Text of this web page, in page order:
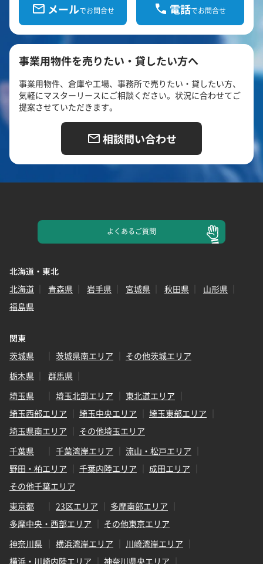
メールでお問合せ 電話でお問合せ
事業用物件を売りたい・貸したい方へ
事業用物件、倉庫や工場、事務所で売りたい・貸したい方、
気軽にマスターリースにご相談ください。状況に合わせてご
提案させていただきます。
相談問い合わせ
よくあるご質問
北海道・東北
北海道
青森県 岩手県 宮城県 秋田県
山形県
福島県
関東
茨城県
茨城県南エリア
その他茨城エリア
栃木県
群馬県
埼玉県
埼玉北部エリア
東北道エリア
埼玉西部エリア
埼玉中央エリア
埼玉東部エリア
埼玉県南エリア
その他埼玉エリア
千葉県
千葉湾岸エリア
流山・松戸エリア
野田・柏エリア
千葉内陸エリア
成田エリア
その他千葉エリア
東京都
23区エリア
多摩南部エリア
多摩中央・西部エリア
その他東京エリア
神奈川県
横浜湾岸エリア
川崎湾岸エリア
横浜・川崎内陸エリア
神奈川県央エリア